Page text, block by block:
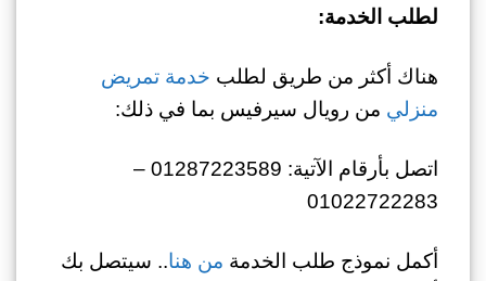
لطلب الخدمة:
هناك أكثر من طريق لطلب خدمة تمريض
منزلي من رويال سيرفيس بما في ذلك:
اتصل بأرقام الآتية: 01287223589 –
01022722283
أكمل نموذج طلب الخدمة من هنا.. سيتصل بك